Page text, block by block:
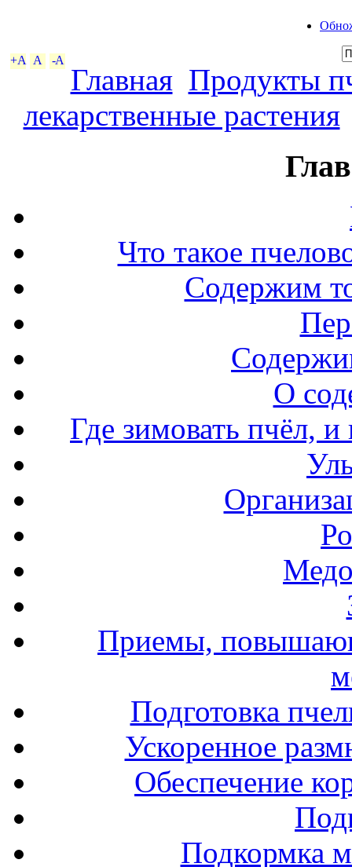
+A A -A
Главная Продукты
лекарственные растения
Что такое
Содержим
О
Где зимовать пчёл,
Приемы,
Подготовка
Ускоренное
Обеспечение
Подкормка